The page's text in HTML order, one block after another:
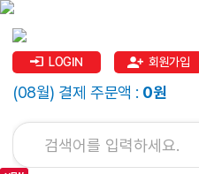
LOGIN 회원가입
(08월) 결제 주문액 : 0원